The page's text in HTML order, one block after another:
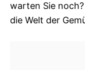
warten Sie
die Welt der